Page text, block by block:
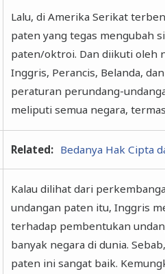
Lalu, di Amerika Serikat
paten yang tegas mengubah
paten/oktroi. Dan diikuti oleh
Inggris, Perancis, Belanda,
peraturan perundang-
meliputi semua negara,
Related: Bedanya Hak Cipta
Kalau dilihat dari
undangan paten itu, Inggris
terhadap pembentukan
banyak negara di dunia.
paten ini sangat baik.